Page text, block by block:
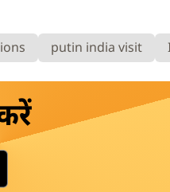
putin india visit